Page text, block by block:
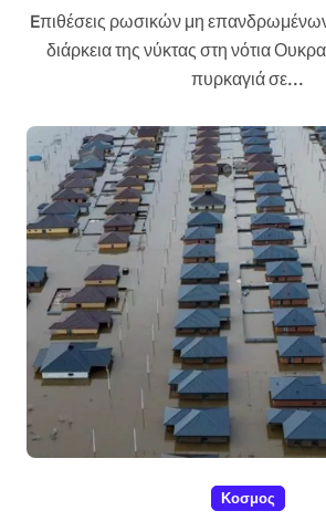
Eπιθέσεις ρωσικών μη επανδρωμένων αεροσκαφών στη
διάρκεια της νύκτας στη νότια
πυρκαγιά σε...
Κοσμος